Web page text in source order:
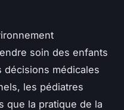
soin des enfants
décisions médicales
les pédiatres
que la pratique de la